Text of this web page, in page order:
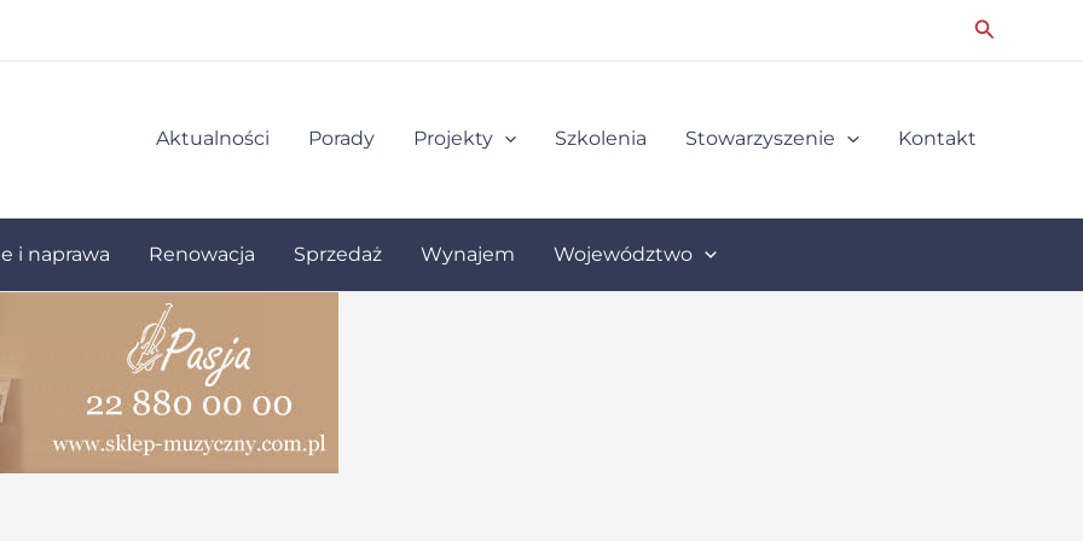
Search
Aktualności Porady Projekty Szkolenia Stowarzyszenie Kontakt
i naprawa Renowacja Sprzedaż Wynajem Województwo